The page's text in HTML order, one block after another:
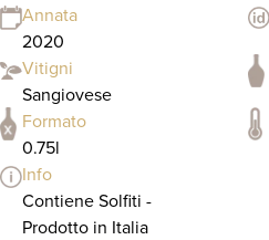
Annata
2020
Vitigni
Sangiovese
Formato
0.75l
Info
Contiene Solfiti -
Prodotto in Italia